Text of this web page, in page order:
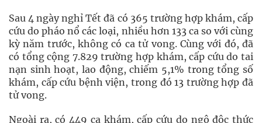
Sau 4 ngày nghỉ Tết đã có 365 trường hợp khám, cấp
cứu do pháo nổ các loại, nhiều hơn 133 ca so với cùng
kỳ năm trước, không có ca tử vong. Cùng với đó, đã
có tổng cộng 7.829 trường hợp khám, cấp cứu do tai
nạn sinh hoạt, lao động, chiếm 5,1% trong tổng số
khám, cấp cứu bệnh viện, trong đó 13 trường hợp đã
tử vong.
Ngoài ra, có 449 ca khám, cấp cứu do ngộ độc thức